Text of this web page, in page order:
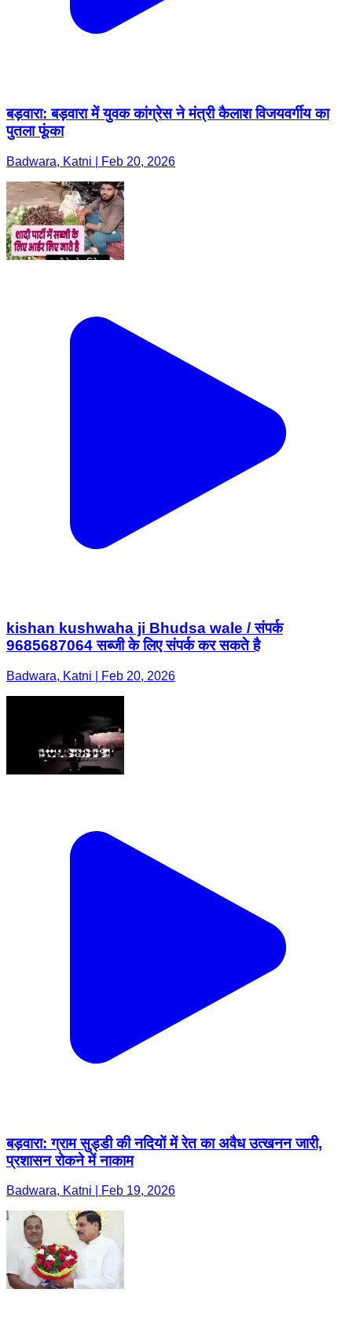
बड़वारा: बड़वारा में युवक कांग्रेस ने मंत्री कैलाश विजयवर्गीय का
पुतला फूंका
Badwara, Katni | Feb 20, 2026
kishan kushwaha ji Bhudsa wale / संपर्क
9685687064 सब्जी के लिए संपर्क कर सकते है
Badwara, Katni | Feb 20, 2026
बड़वारा: ग्राम सुड्डी की नदियों में रेत का अवैध उत्खनन जारी,
प्रशासन रोकने में नाकाम
Badwara, Katni | Feb 19, 2026